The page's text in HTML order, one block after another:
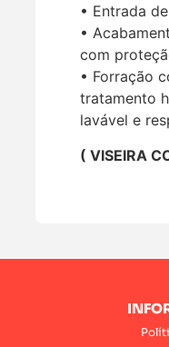
• Entrada
•
com
• Forração
tratamento
lavável e
( VISEIRA